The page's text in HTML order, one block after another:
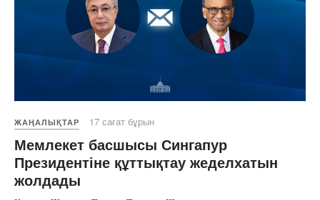
ЖАҢАЛЫҚТАР 17 сағат бұрын
Мемлекет басшысы Сингапур
Президентіне құттықтау жеделхатын
жолдады